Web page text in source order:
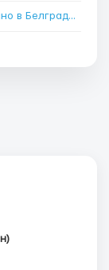
Работа Менеджером по продажам удаленно в Белграде